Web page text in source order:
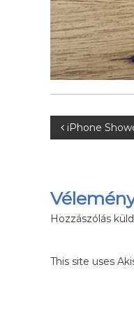
B
j
e
g
iPhone
Hozzászólás
This site uses